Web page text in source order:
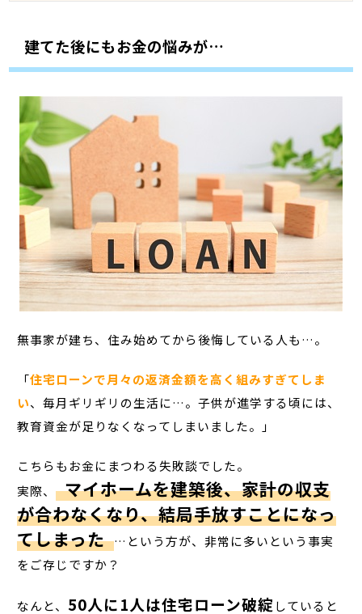
建てた後にもお金の悩みが…
無事家が建ち、住み始めてから後悔している人も…。
「住宅ローンで月々の返済金額を高く組みすぎてしま
い、毎月ギリギリの生活に…。子供が進学する頃には、
教育資金が足りなくなってしまいました。」
こちらもお金にまつわる失敗談でした。
実際、 マイホームを建築後、家計の収支
が合わなくなり、結局手放すことになっ
てしまった …という方が、非常に多いという事実
をご存じですか？
なんと、 50人に1人は住宅ローン破綻していると